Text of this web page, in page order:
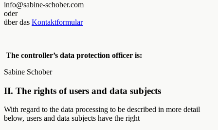
info@sabine-schober.com
oder
über das Kontaktformular
The controller’s data protection officer is:
Sabine Schober
II. The rights of users and data subjects
With regard to the data processing to be described in more detail
below, users and data subjects have the right